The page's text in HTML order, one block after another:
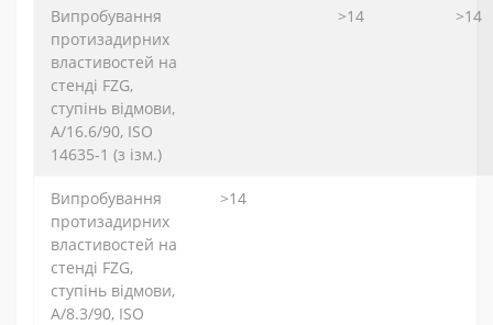
Випробування
протизадирних
властивостей на
стенді FZG,
ступінь відмови,
A/16.6/90, ISO
14635-1 (з ізм.)
>14 >14
Випробування
протизадирних
властивостей на
стенді FZG,
ступінь відмови,
A/8.3/90, ISO
>14